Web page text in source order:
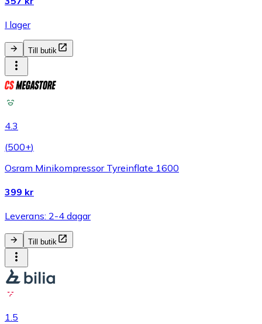
I lager
Till butik
4.3
(500+)
Osram Minikompressor Tyreinflate 1600
399 kr
Leverans: 2-4 dagar
Till butik
1.5